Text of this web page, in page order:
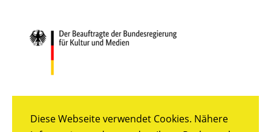
Diese Webseite verwendet Cookies. Nähere